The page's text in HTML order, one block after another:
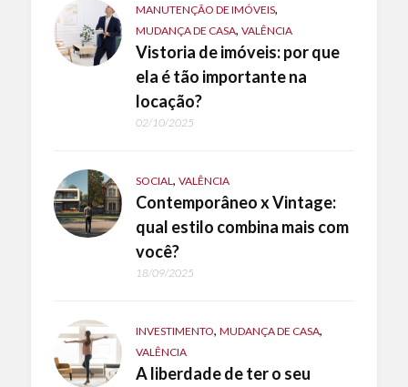
MANUTENÇÃO DE IMÓVEIS,
MUDANÇA DE CASA, VALÊNCIA
Vistoria de imóveis: por que
ela é tão importante na
locação?
02/10/2025
SOCIAL, VALÊNCIA
Contemporâneo x Vintage:
qual estilo combina mais com
você?
18/09/2025
INVESTIMENTO, MUDANÇA DE CASA,
VALÊNCIA
A liberdade de ter o seu